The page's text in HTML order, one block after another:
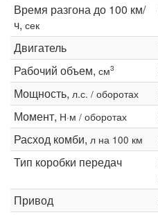
Время разгона до 100 км/
ч, сек
Двигатель
Рабочий объем, см3
Мощность, л.с. / оборотах
Момент, Н·м / оборотах
Расход комби, л на 100 км
Тип коробки передач
Привод